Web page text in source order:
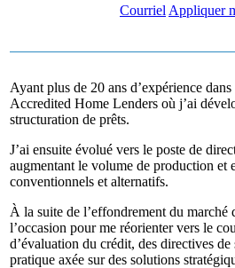
Courriel Appliquer
Ayant plus de 20 ans d’expérience
Accredited Home Lenders où j’ai
structuration de prêts.
J’ai ensuite évolué vers le poste de
augmentant le volume de production et
conventionnels et alternatifs.
À la suite de l’effondrement du marché
l’occasion pour me réorienter vers le
d’évaluation du crédit, des directives
pratique axée sur des solutions